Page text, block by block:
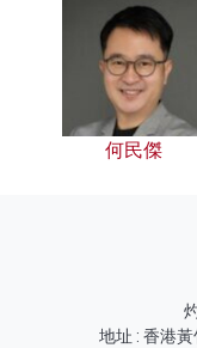
何民傑
地址 : 香港